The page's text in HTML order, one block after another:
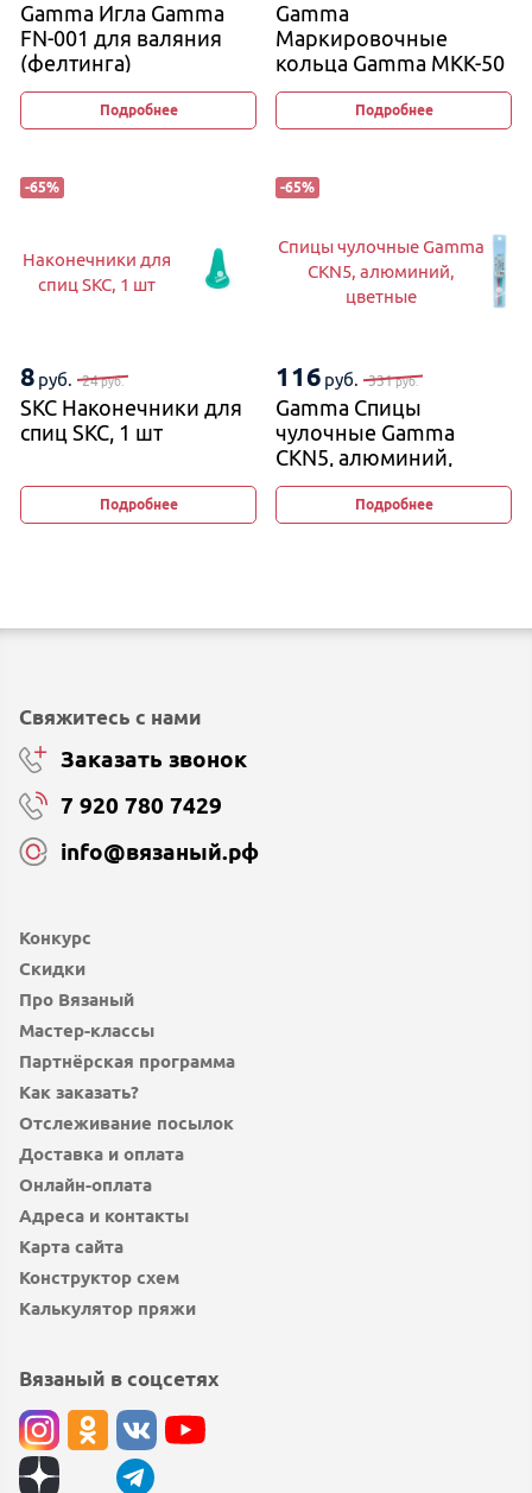
Gamma Игла Gamma
FN-001 для валяния
(фелтинга)
Подробнее
Gamma
Маркировочные
кольца Gamma MKK-50
без замка (50 шт)
Подробнее
-65%
Наконечники для
спиц SKC, 1 шт
8 руб. 24руб.
SKC Наконечники для
спиц SKC, 1 шт
Подробнее
-65%
Спицы чулочные Gamma
CKN5, алюминий,
цветные
116 руб. 331руб.
Gamma Спицы
чулочные Gamma
CKN5, алюминий,
цветные
Подробнее
Конкурс
Скидки
Про Вязаный
Мастер-классы
Партнёрская программа
Как заказать?
Отслеживание посылок
Доставка и оплата
Онлайн-оплата
Адреса и контакты
Карта сайта
Конструктор схем
Калькулятор пряжи
Свяжитесь с нами
Заказать звонок
7 920 780 7429
info@вязаный.рф
Вязаный в соцсетях